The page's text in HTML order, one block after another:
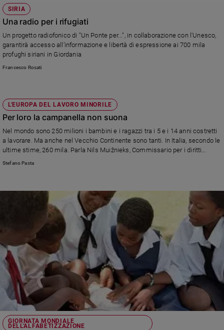
SIRIA
Una radio per i rifugiati
Un progetto radiofonico di "Un Ponte per...", in collaborazione con l'Unesco,
garantirà accesso all’informazione e libertà di espressione ai 700 mila
profughi siriani in Giordania
Francesco Rosati
L'EUROPA DEL LAVORO MINORILE
Per loro la campanella non suona
Nel mondo sono 250 milioni i bambini e i ragazzi tra i 5 e i 14 anni costretti
a lavorare. Ma anche nel Vecchio Continente sono tanti. In Italia, secondo le
ultime stime, 260 mila. Parla Nils Muižnieks, Commissario per i diritti
umani del Consiglio d’Europa.
Stefano Pasta
GIORNATA MONDIALE
DELL'ALFABETIZZAZIONE